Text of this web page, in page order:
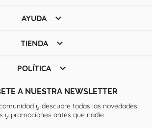
AYUDA 
TIENDA 
POLÍTICA 
A NUESTRA NEWSLETTER
y descubre todas las novedades,
y promociones antes que nadie